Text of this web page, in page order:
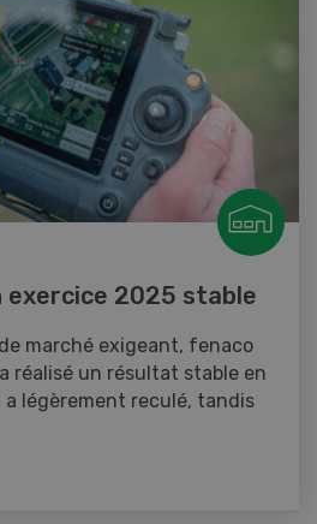
exercice 2025 stable
marché exigeant, fenaco
réalisé un résultat stable en
légèrement reculé, tandis